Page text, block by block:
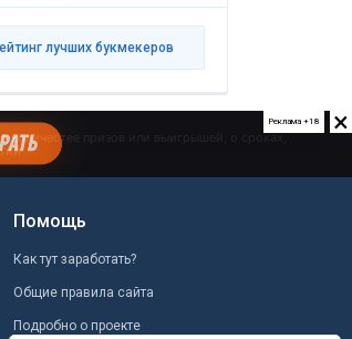
лучших букмекеров
×
Реклама +18
Помощь
Как тут заработать?
Общие правила сайта
Подробно о проекте